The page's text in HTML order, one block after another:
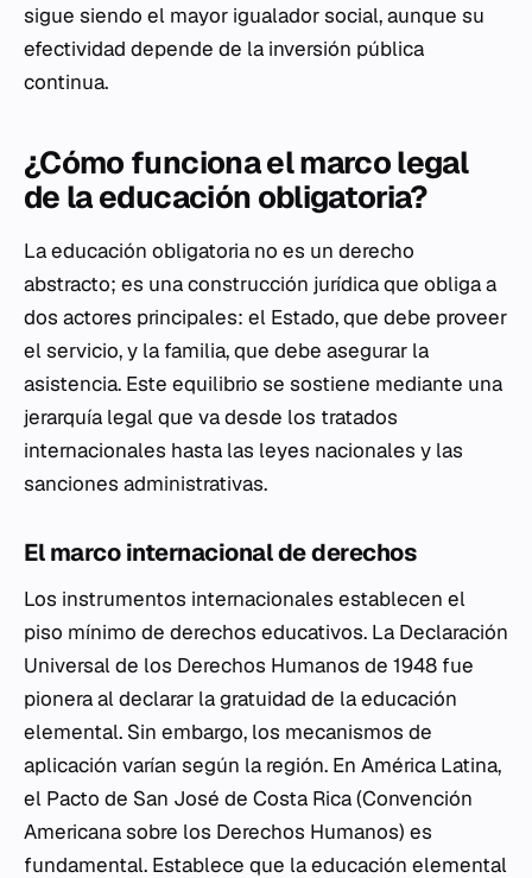
sigue siendo el mayor igualador social, aunque su
efectividad depende de la inversión pública
continua.
¿Cómo funciona el marco legal
de la educación obligatoria?
La educación obligatoria no es un derecho
abstracto; es una construcción jurídica que obliga a
dos actores principales: el Estado, que debe proveer
el servicio, y la familia, que debe asegurar la
asistencia. Este equilibrio se sostiene mediante una
jerarquía legal que va desde los tratados
internacionales hasta las leyes nacionales y las
sanciones administrativas.
El marco internacional de derechos
Los instrumentos internacionales establecen el
piso mínimo de derechos educativos. La Declaración
Universal de los Derechos Humanos de 1948 fue
pionera al declarar la gratuidad de la educación
elemental. Sin embargo, los mecanismos de
aplicación varían según la región. En América Latina,
el Pacto de San José de Costa Rica (Convención
Americana sobre los Derechos Humanos) es
fundamental. Establece que la educación elemental